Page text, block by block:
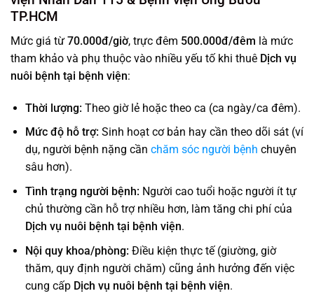
TP.HCM
Mức giá từ 70.000đ/giờ, trực đêm 500.000đ/đêm là mức
tham khảo và phụ thuộc vào nhiều yếu tố khi thuê Dịch vụ
nuôi bệnh tại bệnh viện:
Thời lượng: Theo giờ lẻ hoặc theo ca (ca ngày/ca đêm).
Mức độ hỗ trợ: Sinh hoạt cơ bản hay cần theo dõi sát (ví
dụ, người bệnh nặng cần chăm sóc người bệnh chuyên
sâu hơn).
Tình trạng người bệnh: Người cao tuổi hoặc người ít tự
chủ thường cần hỗ trợ nhiều hơn, làm tăng chi phí của
Dịch vụ nuôi bệnh tại bệnh viện.
Nội quy khoa/phòng: Điều kiện thực tế (giường, giờ
thăm, quy định người chăm) cũng ảnh hưởng đến việc
cung cấp Dịch vụ nuôi bệnh tại bệnh viện.